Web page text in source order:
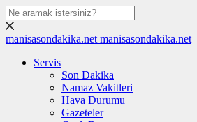
manisasondakika.net manisasondakika.net
Servis
Son Dakika
Namaz Vakitleri
Hava Durumu
Gazeteler